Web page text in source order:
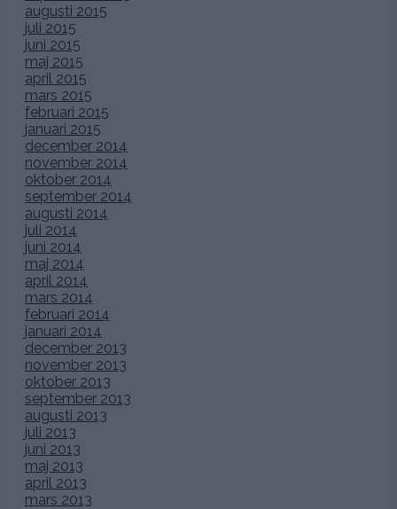
augusti 2015
juli 2015
juni 2015
maj 2015
april 2015
mars 2015
februari 2015
januari 2015
december 2014
november 2014
oktober 2014
september 2014
augusti 2014
juli 2014
juni 2014
maj 2014
april 2014
mars 2014
februari 2014
januari 2014
december 2013
november 2013
oktober 2013
september 2013
augusti 2013
juli 2013
juni 2013
maj 2013
april 2013
mars 2013